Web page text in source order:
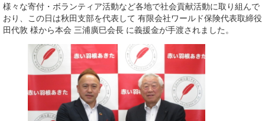
様々な寄付・ボランティア活動など各地で社会貢献活動に取り組んで
おり、この日は秋田支部を代表して 有限会社ワールド保険代表取締役
田代敦 様から本会 三浦廣巳会長 に義援金が手渡されました。